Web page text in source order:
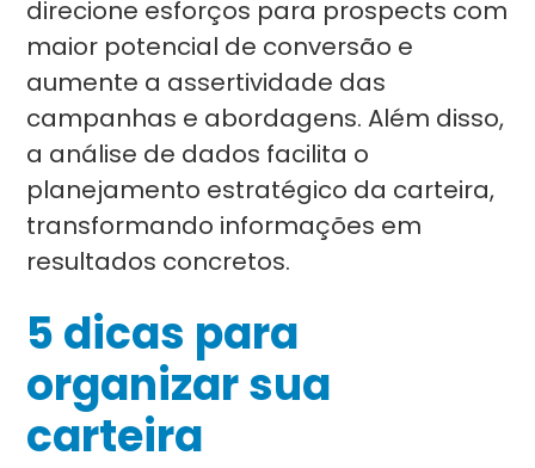
direcione esforços para prospects com
maior potencial de conversão e
aumente a assertividade das
campanhas e abordagens. Além disso,
a análise de dados facilita o
planejamento estratégico da carteira,
transformando informações em
resultados concretos.
5 dicas para
organizar sua
carteira